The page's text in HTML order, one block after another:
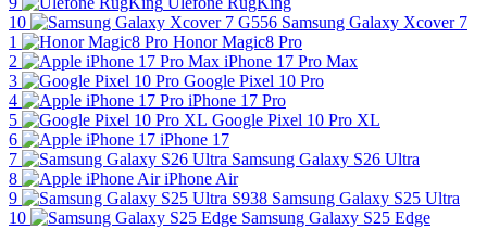
10
Samsung Galaxy Xcover 7
1
Honor Magic8 Pro
2
iPhone 17 Pro Max
3
Google Pixel 10 Pro
4
iPhone 17 Pro
5
Google Pixel 10 Pro XL
6
iPhone 17
7
Samsung Galaxy S26 Ultra
8
iPhone Air
9
Samsung Galaxy S25 Ultra
10
Samsung Galaxy S25 Edge